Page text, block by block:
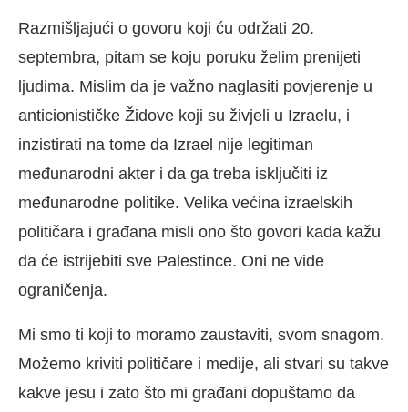
Razmišljajući o govoru koji ću održati 20.
septembra, pitam se koju poruku želim prenijeti
ljudima. Mislim da je važno naglasiti povjerenje u
anticionističke Židove koji su živjeli u Izraelu, i
inzistirati na tome da Izrael nije legitiman
međunarodni akter i da ga treba isključiti iz
međunarodne politike. Velika većina izraelskih
političara i građana misli ono što govori kada kažu
da će istrijebiti sve Palestince. Oni ne vide
ograničenja.
Mi smo ti koji to moramo zaustaviti, svom snagom.
Možemo kriviti političare i medije, ali stvari su takve
kakve jesu i zato što mi građani dopuštamo da